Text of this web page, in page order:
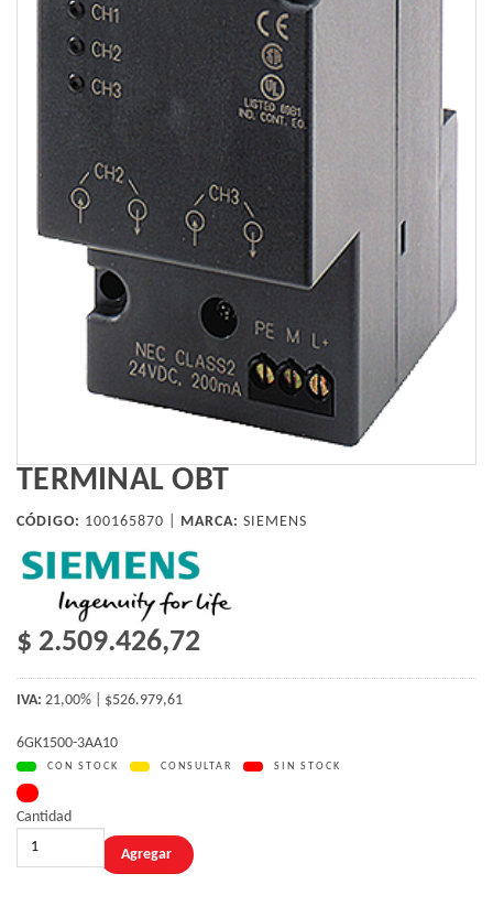
TERMINAL OBT
CÓDIGO: 100165870 | MARCA: SIEMENS
$ 2.509.426,72
IVA: 21,00% | $526.979,61
6GK1500-3AA10
CON STOCK CONSULTAR SIN STOCK
Cantidad